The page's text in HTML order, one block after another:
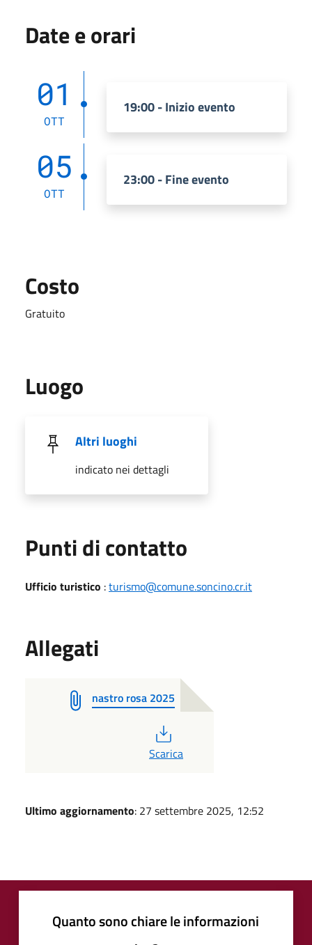
Date e orari
01
OTT
19:00 - Inizio evento
05
OTT
23:00 - Fine evento
Costo
Gratuito
Luogo
Altri luoghi
indicato nei dettagli
Punti di contatto
Ufficio turistico :turismo@comune.soncino.cr.it
Allegati
nastro rosa 2025
Scarica
Ultimo aggiornamento: 27 settembre 2025, 12:52
Quanto sono chiare le informazioni